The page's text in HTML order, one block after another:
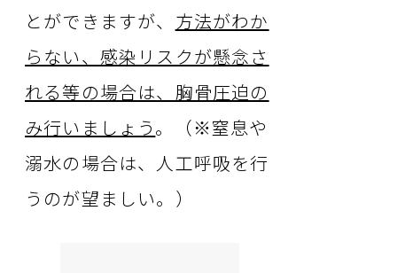
とができますが、 方法がわか
らない、感染リスクが懸念さ
れる等の場合は、胸骨圧迫の
み行いましょう。（※窒息や
溺水の場合は、人工呼吸を行
うのが望ましい。）